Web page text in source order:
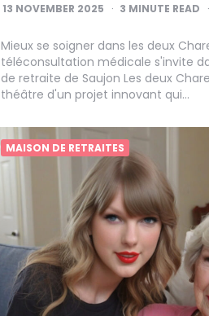
13 NOVEMBER 2025 3 MINUTE READ
Mieux se soigner dans les deux
téléconsultation médicale s'invite
de retraite de Saujon Les deux
théâtre d'un projet innovant qui…
MAISON DE RETRAITES